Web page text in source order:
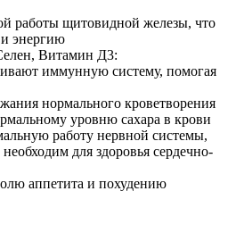
работы щитовидной железы, что
энергию
Витамин Д3:
иммунную систему, помогая
нормального кроветворения
уровню сахара в крови
работу нервной системы,
для здоровья сердечно-
аппетита и похудению